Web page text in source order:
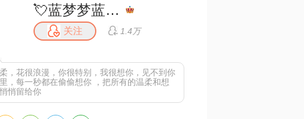
💘蓝梦梦蓝天💘
关注 1.4万
，花很浪漫，你很特别，我很想你，见不到你
，每一秒都在偷偷想你 ，把所有的温柔和想
悄留给你